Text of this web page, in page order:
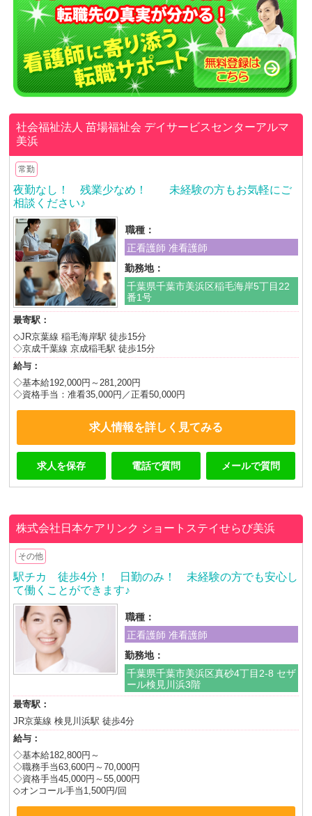
社会福祉法人 苗場福祉会 デイサービスセンターアルマ
美浜
常勤
夜勤なし！ 残業少なめ！ 未経験の方もお気軽にご
相談ください♪
職種：
正看護師 准看護師
勤務地：
千葉県千葉市美浜区稲毛海岸5丁目22
番1号
最寄駅：
◇JR京葉線 稲毛海岸駅 徒歩15分
◇京成千葉線 京成稲毛駅 徒歩15分
給与：
◇基本給192,000円～281,200円
◇資格手当：准看35,000円／正看50,000円
求人情報を詳しく見てみる
求人を保存 電話で質問 メールで質問
株式会社日本ケアリンク ショートステイせらび美浜
その他
駅チカ 徒歩4分！ 日勤のみ！ 未経験の方でも安心し
て働くことができます♪
職種：
正看護師 准看護師
勤務地：
千葉県千葉市美浜区真砂4丁目2-8 セザ
ール検見川浜3階
最寄駅：
JR京葉線 検見川浜駅 徒歩4分
給与：
◇基本給182,800円～
◇職務手当63,600円～70,000円
◇資格手当45,000円～55,000円
◇オンコール手当1,500円/回